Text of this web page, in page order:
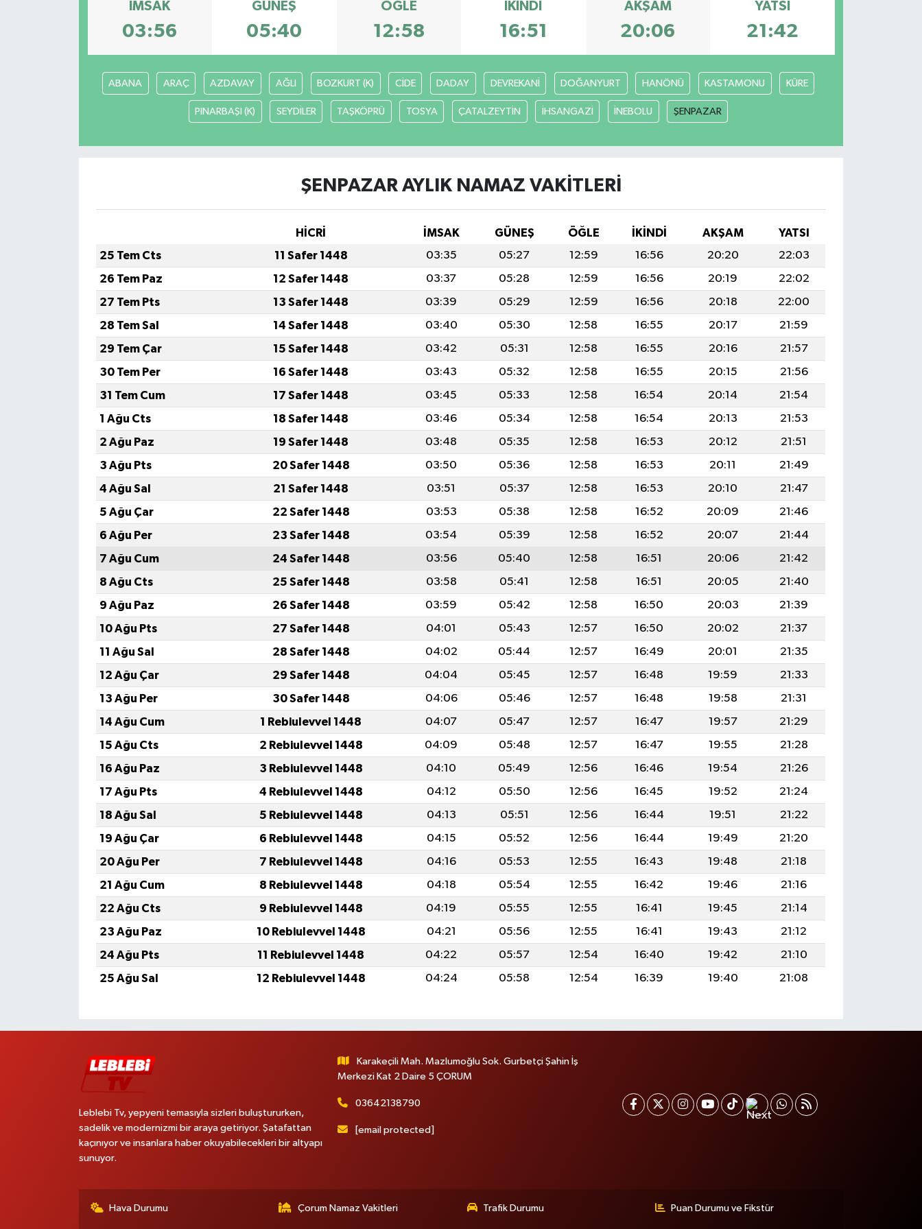
İMSAK
03:56
GÜNEŞ
05:40
ÖĞLE
12:58
İKINDI
16:51
AKŞAM
20:06
YATSI
21:42
ABANA ARAÇ AZDAVAY AĞLI BOZKURT (K) CİDE DADAY DEVREKANİ DOĞANYURT HANÖNÜ KASTAMONU KÜRE
PINARBAŞI (K) SEYDİLER TAŞKÖPRÜ TOSYA ÇATALZEYTİN İHSANGAZİ İNEBOLU ŞENPAZAR
ŞENPAZAR AYLIK NAMAZ VAKITLERI
HİCRİ İMSAK GÜNEŞ ÖĞLE İKINDI AKŞAM
YATSI
25 Tem Cts
11 Safer 1448 03:35 05:27 12:59 16:56 20:20
22:03
26 Tem Paz
12 Safer 1448 03:37 05:28 12:59 16:56 20:19
22:02
27 Tem Pts
13 Safer 1448 03:39 05:29 12:59 16:56 20:18
22:00
28 Tem Sal
14 Safer 1448 03:40 05:30 12:58 16:55 20:17
21:59
29 Tem Çar
15 Safer 1448 03:42 05:31 12:58 16:55 20:16
21:57
30 Tem Per
16 Safer 1448 03:43 05:32 12:58 16:55 20:15
21:56
31 Tem Cum
17 Safer 1448 03:45 05:33 12:58 16:54 20:14
21:54
1 Ağu Cts
18 Safer 1448 03:46 05:34 12:58 16:54 20:13
21:53
2 Ağu Paz
19 Safer 1448 03:48 05:35 12:58 16:53 20:12
21:51
3 Ağu Pts
20 Safer 1448 03:50 05:36 12:58 16:53 20:11
21:49
4 Ağu Sal
21 Safer 1448 03:51 05:37 12:58 16:53 20:10
21:47
5 Ağu Çar
22 Safer 1448 03:53 05:38 12:58 16:52 20:09
21:46
6 Ağu Per
23 Safer 1448 03:54 05:39 12:58 16:52 20:07
21:44
7 Ağu Cum
24 Safer 1448 03:56 05:40 12:58 16:51 20:06
21:42
8 Ağu Cts
25 Safer 1448 03:58 05:41 12:58 16:51 20:05
21:40
9 Ağu Paz
26 Safer 1448 03:59 05:42 12:58 16:50 20:03
21:39
10 Ağu Pts
27 Safer 1448 04:01 05:43 12:57 16:50 20:02
21:37
11 Ağu Sal
28 Safer 1448 04:02 05:44 12:57 16:49 20:01
21:35
12 Ağu Çar
29 Safer 1448 04:04 05:45 12:57 16:48 19:59
21:33
13 Ağu Per
30 Safer 1448 04:06 05:46 12:57 16:48 19:58
21:31
14 Ağu Cum
1 Rebiulevvel 1448 04:07 05:47 12:57 16:47 19:57
21:29
15 Ağu Cts
2 Rebiulevvel 1448 04:09 05:48 12:57 16:47 19:55
21:28
16 Ağu Paz
3 Rebiulevvel 1448 04:10 05:49 12:56 16:46 19:54
21:26
17 Ağu Pts
4 Rebiulevvel 1448 04:12 05:50 12:56 16:45 19:52
21:24
18 Ağu Sal
5 Rebiulevvel 1448 04:13 05:51 12:56 16:44 19:51
21:22
19 Ağu Çar
6 Rebiulevvel 1448 04:15 05:52 12:56 16:44 19:49
21:20
20 Ağu Per
7 Rebiulevvel 1448 04:16 05:53 12:55 16:43 19:48
21:18
21 Ağu Cum
8 Rebiulevvel 1448 04:18 05:54 12:55 16:42 19:46
21:16
22 Ağu Cts
9 Rebiulevvel 1448 04:19 05:55 12:55 16:41 19:45
21:14
23 Ağu Paz
10 Rebiulevvel 1448 04:21 05:56 12:55 16:41 19:43
21:12
24 Ağu Pts
11 Rebiulevvel 1448 04:22 05:57 12:54 16:40 19:42
21:10
25 Ağu Sal
12 Rebiulevvel 1448 04:24 05:58 12:54 16:39 19:40 21:08
Leblebi Tv, yepyeni temasıyla sizleri buluştururken,
sadelik ve modernizmi bir araya getiriyor. Şatafattan
kaçınıyor ve insanlara haber okuyabilecekleri bir altyapı
sunuyor.
Karakeçili Mah. Mazlumoğlu Sok. Gurbetçi Şahin İş
Merkezi Kat 2 Daire 5 ÇORUM
03642138790
[email protected]
Hava Durumu Çorum Namaz Vakitleri Trafik Durumu Puan Durumu ve Fikstür